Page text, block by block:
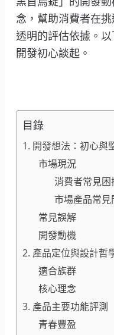
念，幫助消費者在
透明的評估依據。
開發初心談起。
目錄
1. 開發想法：初心與
市場現況
消費者常見困
市場產品常見
常見誤解
開發動機
2. 產品定位與設計哲
適合族群
核心理念
3. 產品主要功能評測
青春豐盈